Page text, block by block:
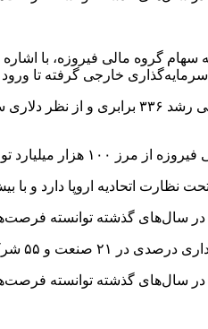
گروه مالی فیروزه، با
خارجی گرفته تا
عبور کرده است.
و فرابورسی حضور دارد.